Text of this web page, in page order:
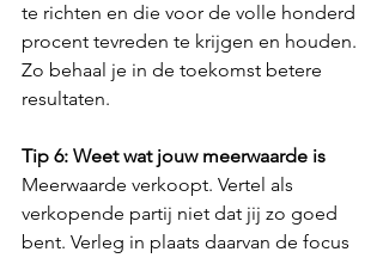
te richten en die voor de volle honderd
procent tevreden te krijgen en houden.
Zo behaal je in de toekomst betere
resultaten.
Tip 6: Weet wat jouw meerwaarde is
Meerwaarde verkoopt. Vertel als
verkopende partij niet dat jij zo goed
bent. Verleg in plaats daarvan de focus